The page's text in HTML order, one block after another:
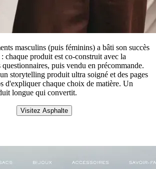
masculins (puis féminins) a bâti son succès
chaque produit est co-construit avec la
puis vendu en précommande.
storytelling produit ultra soigné et des pages
d'expliquer chaque choix de matière. Un
longue qui convertit.
Visitez Asphalte